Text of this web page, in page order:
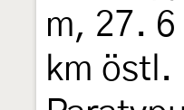
m, 27.
km